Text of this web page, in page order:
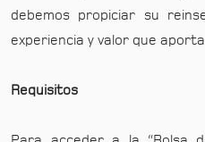
debemos propiciar su
experiencia y valor que
Requisitos